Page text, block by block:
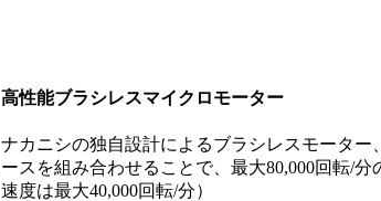
高性能ブラシレスマイクロモーター
ナカニシの独自設計によるブラシレスモータ
ースを組み合わせることで、最大80,000回転/
速度は最大40,000回転/分）